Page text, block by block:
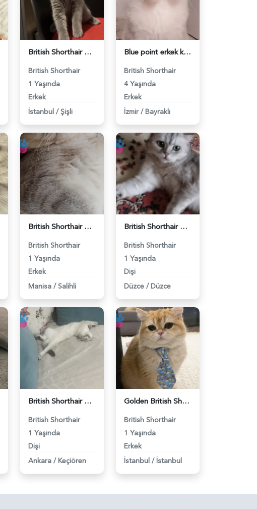
British Shorthair Ponçiğim Eş Arıyor - 118984654
British Shorthair
1 Yaşında
Erkek
İstanbul / Şişli
Blue point erkek kedimize dişi eş arıyoruz - 118984655
British Shorthair
4 Yaşında
Erkek
İzmir / Bayraklı
British Shorthair Kedimize eş arıyoruz - 118984628
British Shorthair
1 Yaşında
Erkek
Manisa / Salihli
British Shorthair Güzel kızımıza eş arıyoruz - 118984633
British Shorthair
1 Yaşında
Dişi
Düzce / Düzce
British Shorthair Dişi Kedim Eş Arıyor - 118984618
British Shorthair
1 Yaşında
Dişi
Ankara / Keçiören
Golden British Shorthair 1 Yaşında Eş Arıyor - 118984604
British Shorthair
1 Yaşında
Erkek
İstanbul / İstanbul